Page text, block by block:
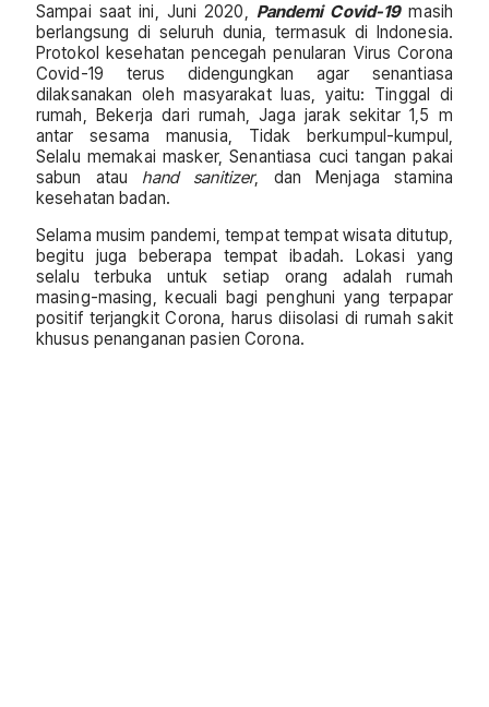
Sampai saat ini, Juni 2020, Pandemi Covid-19masih
berlangsung di seluruh dunia, termasuk di Indonesia.
Protokol kesehatan pencegah penularan Virus Corona
Covid-19 terus didengungkan agar senantiasa
dilaksanakan oleh masyarakat luas, yaitu: Tinggal di
rumah, Bekerja dari rumah, Jaga jarak sekitar 1,5 m
antar sesama manusia, Tidak berkumpul-kumpul,
Selalu memakai masker, Senantiasa cuci tangan pakai
sabun atau hand sanitizer, dan Menjaga stamina
kesehatan badan.
Selama musim pandemi, tempat tempat wisata ditutup,
begitu juga beberapa tempat ibadah. Lokasi yang
selalu terbuka untuk setiap orang adalah rumah
masing-masing, kecuali bagi penghuni yang terpapar
positif terjangkit Corona, harus diisolasi di rumah sakit
khusus penanganan pasien Corona.